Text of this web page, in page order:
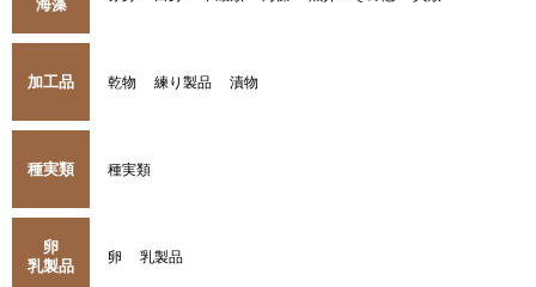
海藻
加工品 乾物 練り製品 漬物
種実類 種実類
卵
乳製品
卵 乳製品